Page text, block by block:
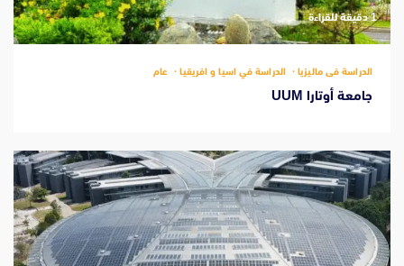
‫1 دقيقة للقراءة
الدراسة فى ماليزيا الدراسة في اسيا و افريقيا عام
جامعة أوتارا UUM